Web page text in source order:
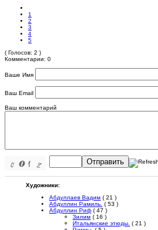
1
2
3
4
5
( Голосов: 2 )
Комментарии: 0
Ваше Имя
Ваш Email
Ваш комментарий
Отправить
Художники:
Абдуллаев Вадим ( 21 )
Абдуллин Рамиль. ( 53 )
Абдуллин Риф ( 47 )
Зилим ( 16 )
Итальянские этюды. ( 21 )